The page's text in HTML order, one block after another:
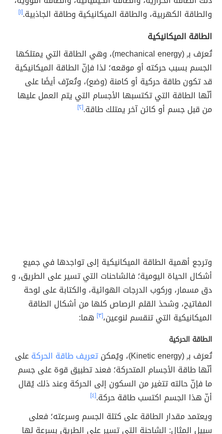
والطاقة الكهربية، والطاقة الميكانيكية وطاقة الجاذبية.[١]
الطاقة الميكانيكية
تُعرَف بـِ (mechanical energy)، وهي الطاقة التي يمتلكها
الجسم بسبب حركته أو موقعه؛ لذا فإنّ الطاقة الميكانيكية
قد تكون طاقة حركية أو كامنة (وضع)، وتُعرّف أيضًا على
أنّها الطاقة التي تكتسبها الأجسام التي يتم العمل عليها
من قبل جسم أو كائن آخر يمتلك طاقة.[٢]
وترجع أهمية الطاقة الميكانيكية إلى تواجدها في جميع
أشكال الحياة اليومية؛ فالشاحنات التي تسير على الطريق، و
دق مسمار، وركوب الدرجات الهوائية، والكتابة على لوحة
المفاتيح، وشحذ القلم الرصاص كلها من أشكال الطاقة
الميكانيكية التي تنقسم لنوعين،[٣] هما:
الطاقة الحركية
تُعرَف بـِ (Kinetic energy)، ويُمكنتعريف طاقة الحركةعلى
أنّها طاقة الأجسام المتحركة؛ فعند تطبيق قوة على جسم
ما فإنّ حالته تتغير من السكون إلى الحركة وعند ذلك يُقال
أنّ هذا الجسم اكتسب طاقة حركة.[٤]
ويعتمد مقدار الطاقة على كتلة الجسم وسرعته؛ فعلى
سبيل المثال: الشاحنة التي تسير على الطريق بسرعة لها